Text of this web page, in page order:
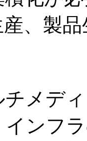
産、製
メデ
インフ